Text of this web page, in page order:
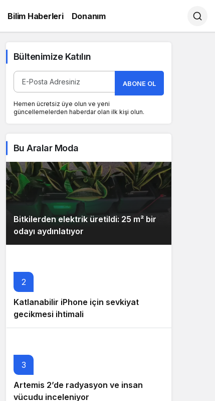
Bilim Haberleri Donanım
Bültenimize Katılın
ABONE OL
Hemen ücretsiz üye olun ve yeni
güncellemelerden haberdar olan ilk kişi olun.
Bu Aralar Moda
Bitkilerden elektrik üretildi: 25 m² bir
odayı aydınlatıyor
2
Katlanabilir iPhone için sevkiyat
gecikmesi ihtimali
3
Artemis 2’de radyasyon ve insan
vücudu inceleniyor